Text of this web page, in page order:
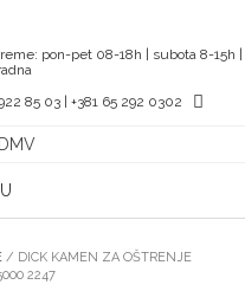
pon-pet 08-18h | subota 8-15h |
85 03 | +381 65 292 0302
/ DICK KAMEN ZA OŠTRENJE
2247